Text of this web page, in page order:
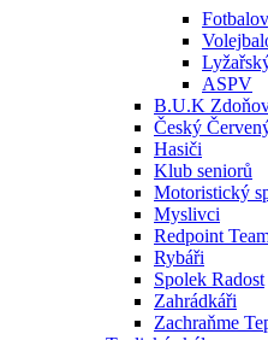
ASPV
B.U.K
Český
Hasiči
Klub seniorů
Motoristický
Myslivci
Redpoint
Rybáři
Spolek Radost
Zahrádkáři
Zachraňme